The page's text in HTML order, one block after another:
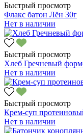
Быстрый просмотр
Флакс батон Лён 30г
Нет в наличии
Быстрый просмотр
Хлеб Гречневый
Нет в наличии
Быстрый просмотр
Крем-суп
Нет в наличии